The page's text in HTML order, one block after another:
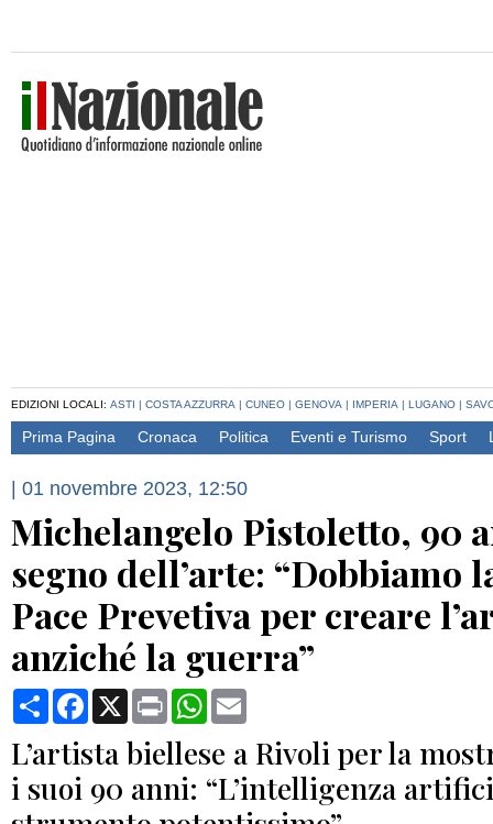
EDIZIONI LOCALI: ASTI | COSTA AZZURRA | CUNEO | GENOVA | IMPERIA | LUGANO |
Prima Pagina Cronaca Politica Eventi e Turismo Sport
| 01 novembre 2023, 12:50
Michelangelo Pistoletto, 90
segno dell’arte: “Dobbiamo
Pace Prevetiva per creare
anziché la guerra”
CondividiFacebook
X Print WhatsApp
L’artista biellese a Rivoli per la
i suoi 90 anni: “L’intelligenza